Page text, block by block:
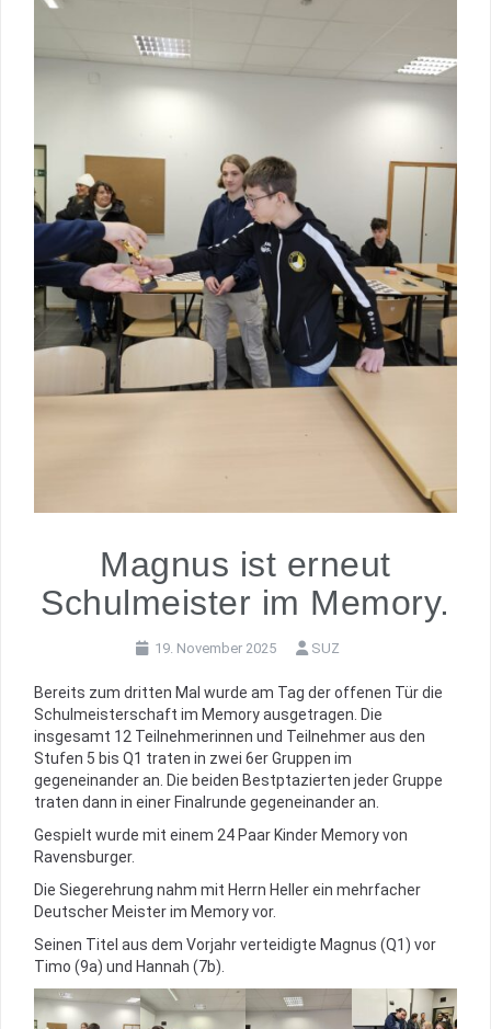
Magnus ist erneut
Schulmeister im Memory.
19. November 2025 SUZ
Bereits zum dritten Mal wurde am Tag der offenen Tür die
Schulmeisterschaft im Memory ausgetragen. Die
insgesamt 12 Teilnehmerinnen und Teilnehmer aus den
Stufen 5 bis Q1 traten in zwei 6er Gruppen im
gegeneinander an. Die beiden Bestptazierten jeder Gruppe
traten dann in einer Finalrunde gegeneinander an.
Gespielt wurde mit einem 24 Paar Kinder Memory von
Ravensburger.
Die Siegerehrung nahm mit Herrn Heller ein mehrfacher
Deutscher Meister im Memory vor.
Seinen Titel aus dem Vorjahr verteidigte Magnus (Q1) vor
Timo (9a) und Hannah (7b).